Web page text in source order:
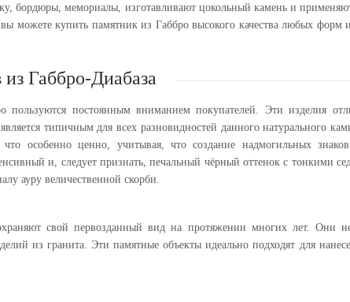
бордюры, мемориалы, изготавливают цокольный камень и
можете купить памятник из Габбро высокого качества любых
Габбро-Диабаза
пользуются постоянным вниманием покупателей. Эти изделия
типичным для всех разновидностей данного натурального
что особенно ценно, учитывая, что создание надмогильных
и, следует признать, печальный чёрный оттенок с тонкими
ауру величественной скорби.
свой первозданный вид на протяжении многих лет. Они
из гранита. Эти памятные объекты идеально подходят для